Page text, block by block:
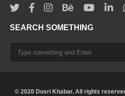
SEARCH SOMETHING
© 2020 Dusri Khabar. All rights